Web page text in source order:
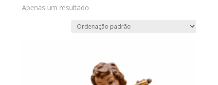
Apenas um resultado